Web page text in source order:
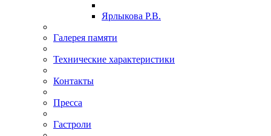
Ярлыкова Р.В.
Галерея памяти
Технические характеристики
Контакты
Пресса
Гастроли